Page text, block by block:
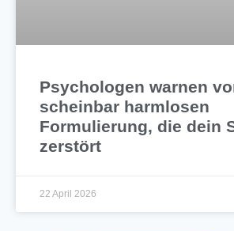
Psychologen warnen
scheinbar harmlosen
Formulierung, die dein
zerstört
22 April 2026